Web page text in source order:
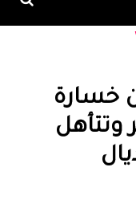
خسارة
وتتأهل